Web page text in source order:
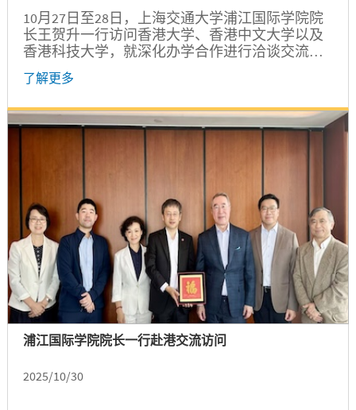
10月27日至28日，上海交通大学浦江国际学院院
长王贺升一行访问香港大学、香港中文大学以及
香港科技大学，就深化办学合作进行洽谈交流。
学院副院长孔令逊、郑刚以及国际项目办公室杜
燕参加有关活动。...
了解更多
浦江国际学院院长一行赴港交流访问
2025/10/30